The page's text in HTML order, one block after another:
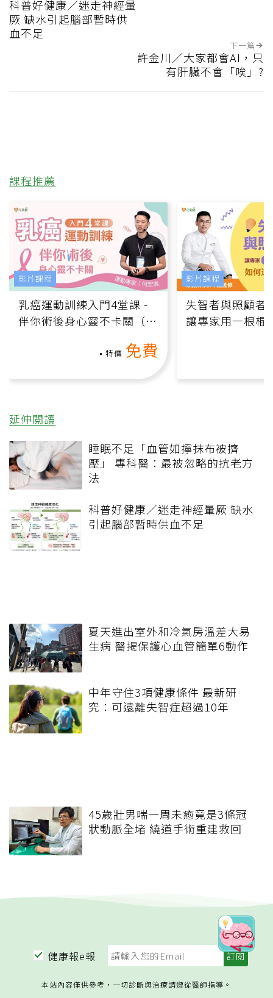
科普好健康／迷走神經暈
厥 缺水引起腦部暫時供
血不足
下一篇
許金川／大家都會AI，只
有肝臟不會「唉」?
課程推薦
乳癌運動訓練入門4堂課 -
伴你術後身心靈不卡關（線
特價 免費
影片課程
失智者與照顧者
讓專家用一根棍
影片課程
延伸閱讀
睡眠不足「血管如擰抹布被擠
壓」 專科醫：最被忽略的抗老方
法
科普好健康／迷走神經暈厥 缺水
引起腦部暫時供血不足
夏天進出室外和冷氣房溫差大易
生病 醫揭保護心血管簡單6動作
中年守住3項健康條件 最新研
究：可遠離失智症超過10年
45歲壯男喘一周未癒竟是3條冠
狀動脈全堵 繞道手術重建救回
健康報e報
本站內容僅供參考，一切診斷與治療請遵從醫師指導。